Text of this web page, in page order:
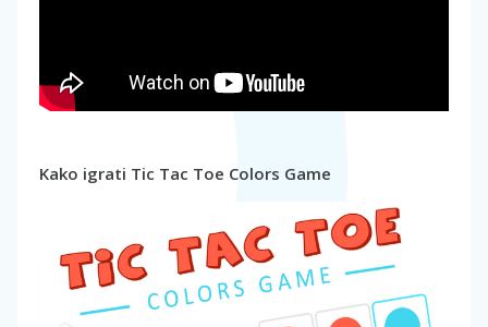
Kako igrati Tic Tac Toe Colors Game